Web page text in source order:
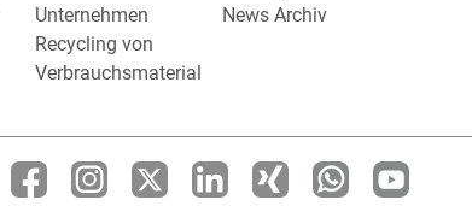
Unternehmen
News Archiv
Recycling von
Verbrauchsmaterial